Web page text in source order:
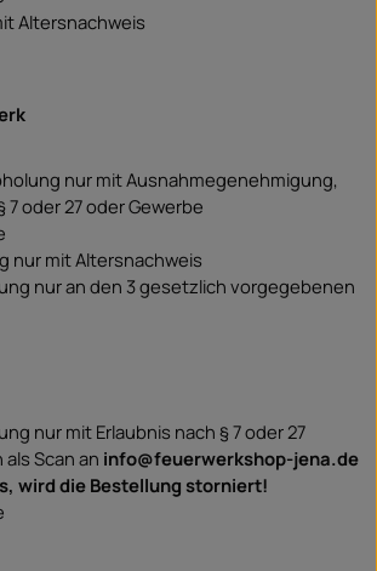
Altersnachweis
nur mit Ausnahmegenehmigung,
7 oder 27 oder Gewerbe
nur mit Altersnachweis
nur an den 3 gesetzlich vorgegebenen
nur mit Erlaubnis nach § 7 oder 27
Scan an info@feuerwerkshop-jena.de
wird die Bestellung storniert!